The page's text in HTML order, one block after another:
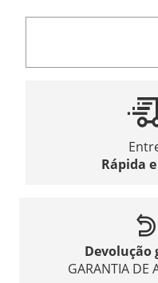
Rápida
GARANTIA DE